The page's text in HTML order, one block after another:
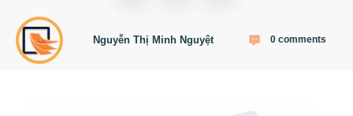
Nguyễn Thị Minh Nguyệt 0comments